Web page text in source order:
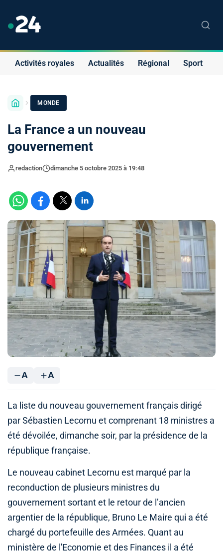
Activités royales Actualités Régional Sport
MONDE
La France a un nouveau
gouvernement
redaction dimanche 5 octobre 2025 à 19:48
A A
La liste du nouveau gouvernement français dirigé
par Sébastien Lecornu et comprenant 18 ministres a
été dévoilée, dimanche soir, par la présidence de la
république française.
Le nouveau cabinet Lecornu est marqué par la
reconduction de plusieurs ministres du
gouvernement sortant et le retour de l’ancien
argentier de la république, Bruno Le Maire qui a été
chargé du portefeuille des Armées. Quant au
ministère de l'Economie et des Finances il a été